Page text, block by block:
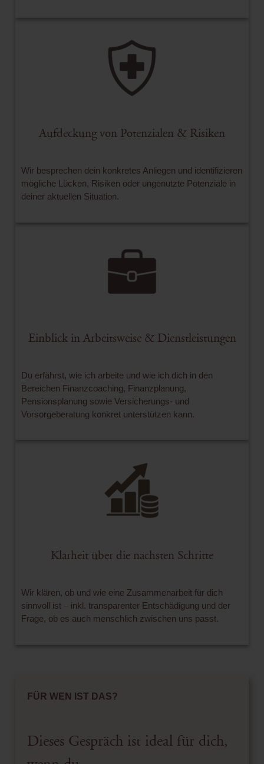
Aufdeckung von Potenzialen & Risiken
Wir besprechen dein konkretes Anliegen und identifizieren
mögliche Lücken, Risiken oder ungenutzte Potenziale in
deiner aktuellen Situation.
Einblick in Arbeitsweise & Dienstleistungen
Du erfährst, wie ich arbeite und wie ich dich in den
Bereichen Finanzcoaching, Finanzplanung,
Pensionsplanung sowie Versicherungs- und
Vorsorgeberatung konkret unterstützen kann.
Klarheit über die nächsten Schritte
Wir klären, ob und wie eine Zusammenarbeit für dich
sinnvoll ist – inkl. transparenter Entschädigung und der
Frage, ob es auch menschlich zwischen uns passt.
FÜR WEN IST DAS?
Dieses Gespräch ist ideal für dich,